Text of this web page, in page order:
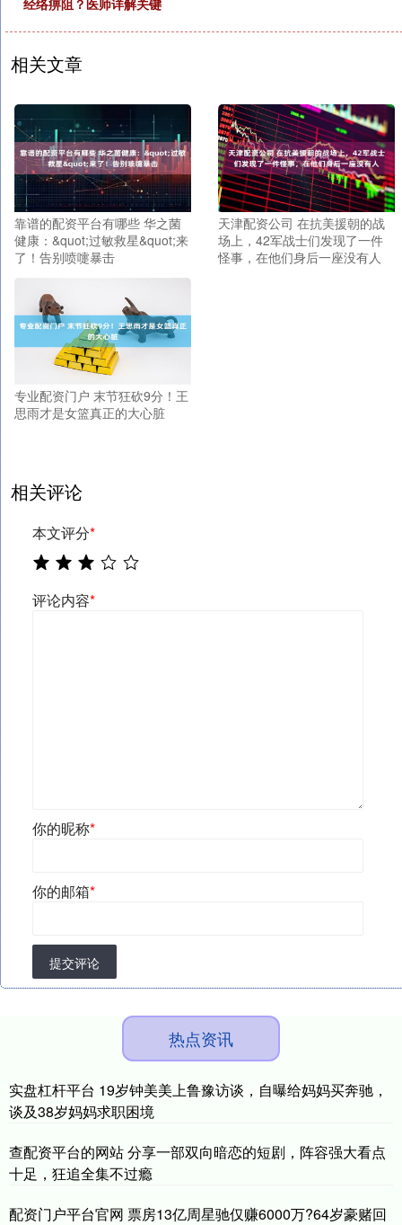
经络痹阻？医师详解关键
相关文章
靠谱的配资平台有哪些 华之菌
健康：&quot;过敏救星&quot;来
了！告别喷嚏暴击
天津配资公司 在抗美援朝的战
场上，42军战士们发现了一件
怪事，在他们身后一座没有人
专业配资门户 末节狂砍9分！王
思雨才是女篮真正的大心脏
相关评论
本文评分*
评论内容*
你的昵称*
你的邮箱*
提交评论
热点资讯
实盘杠杆平台 19岁钟美美上鲁豫访谈，自曝给妈妈买奔驰，
谈及38岁妈妈求职困境
查配资平台的网站 分享一部双向暗恋的短剧，阵容强大看点
十足，狂追全集不过瘾
配资门户平台官网 票房13亿周星驰仅赚6000万?64岁豪赌回